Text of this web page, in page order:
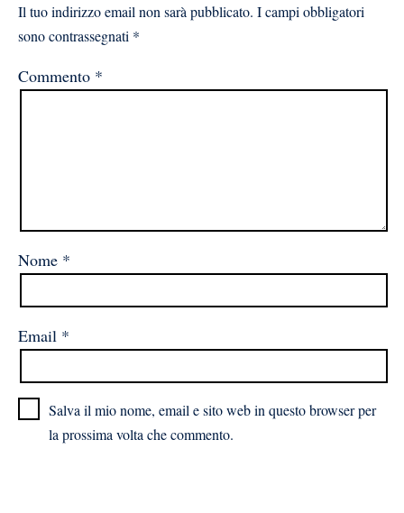
Il tuo indirizzo email non sarà pubblicato. I campi obbligatori
sono contrassegnati *
Commento *
Nome *
Email *
Salva il mio nome, email e sito web in questo browser per
la prossima volta che commento.